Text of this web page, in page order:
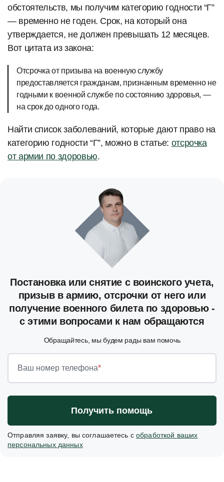
обстоятельств, мы получим категорию годности “Г”
— временно не годен. Срок, на который она
утверждается, не должен превышать 12 месяцев.
Вот цитата из закона:
Отсрочка от призыва на военную службу
предоставляется гражданам, признанным временно не
годными к военной службе по состоянию здоровья, —
на срок до одного года.
Найти список заболеваний, которые дают право на
категорию годности “Г”, можно в статье: отсрочка
от армии по здоровью.
Постановка или снятие с воинского учета,
призыв в армию, отсрочки от него или
получение военного билета по здоровью -
с этими вопросами к нам обращаются
Обращайтесь, мы будем рады вам помочь
Ваш номер телефона*
Получить помощь
Отправляя заявку, вы соглашаетесь собработкой ваших
персональных данных